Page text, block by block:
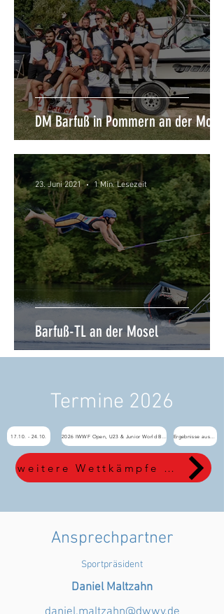
DM Barfuß in Pommern an der Mosel
Barfuß-TL an der Mosel
23. Juni 2021 1 Min. Lesezeit
Termine 2026
17.10. - 24.10. Ergebnisse ausstehend
weitere Wettkämpfe sind im EMS zu finden
Ansprechpartner
Sportpräsident
Daniel Maltzahn